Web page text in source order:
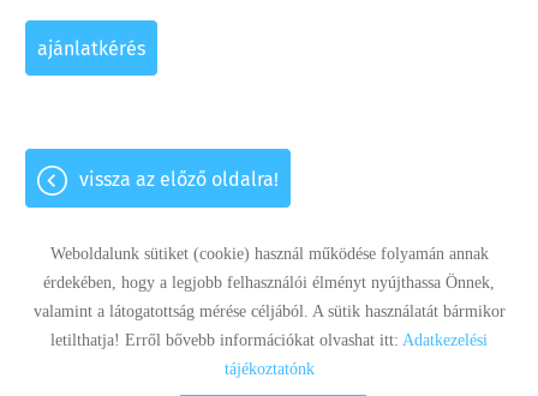
ajánlatkérés
vissza az előző oldalra!
Panaszkezelés Adatkezelési tájékoztató Impresszum
Weboldalunk sütiket (cookie) használ működése folyamán annak
érdekében, hogy a legjobb felhasználói élményt nyújthassa Önnek,
valamint a látogatottság mérése céljából. A sütik használatát bármikor
letilthatja! Erről bővebb információkat olvashat itt: Adatkezelési
tájékoztatónk